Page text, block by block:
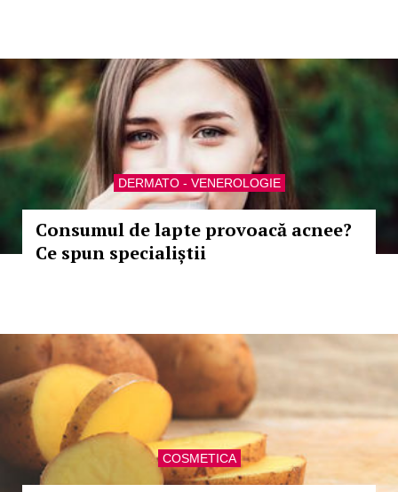
DERMATO - VENEROLOGIE
Consumul de lapte provoacă acnee?
Ce spun specialiștii
COSMETICA